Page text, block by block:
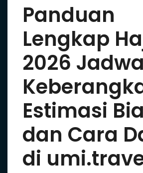
Panduan
Lengkap
2026
Estimasi
dan Cara
di